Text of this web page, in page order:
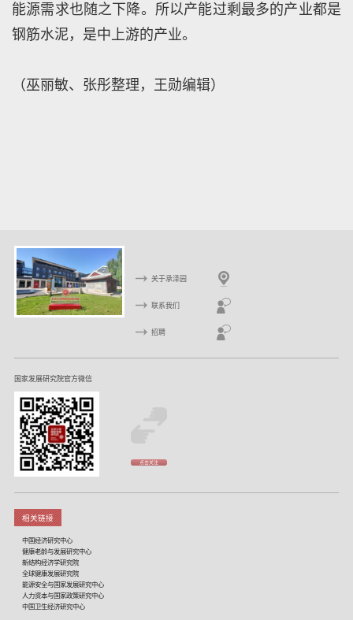
能源需求也随之下降。所以产能过剩最多的产业都是
钢筋水泥，是中上游的产业。
（巫丽敏、张彤整理，王勋编辑）
关于承泽园
联系我们
招聘
国家发展研究院官方微信
点击关注
相关链接
中国经济研究中心
健康老龄与发展研究中心
新结构经济学研究院
全球健康发展研究院
能源安全与国家发展研究中心
人力资本与国家政策研究中心
中国卫生经济研究中心